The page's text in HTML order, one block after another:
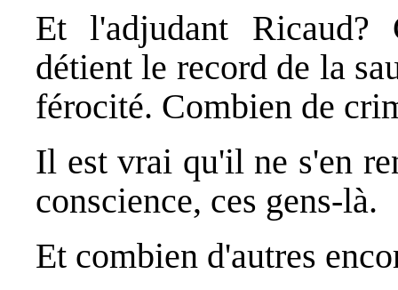
Et l'adjudant
détient le record de la
férocité. Combien de
Il est vrai qu'il ne s'en
conscience, ces gens-là.
Et combien d'autres